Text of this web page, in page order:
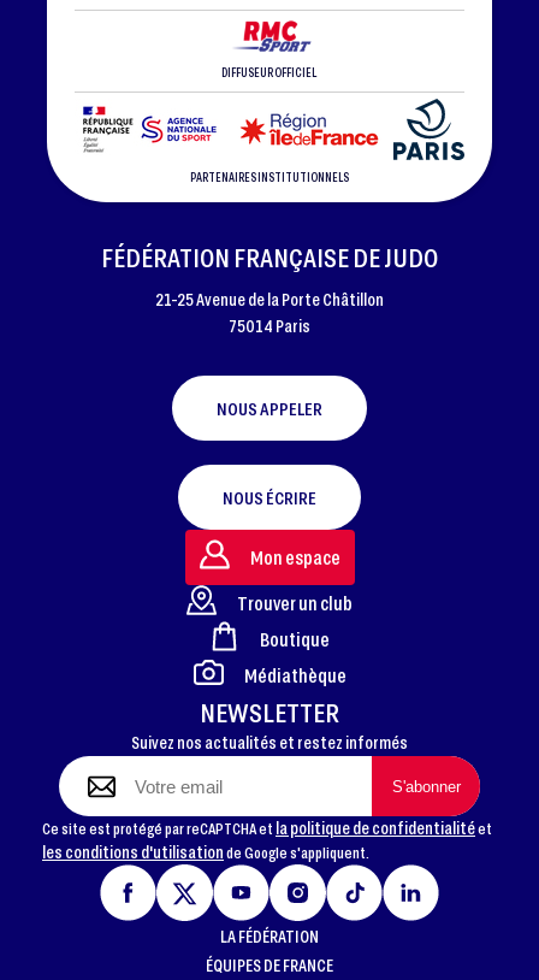
DIFFUSEUR OFFICIEL
PARTENAIRES INSTITUTIONNELS
FOOTER
FÉDÉRATION FRANÇAISE DE JUDO
21-25 Avenue de la Porte Châtillon
75014 Paris
NOUS APPELER
NOUS ÉCRIRE
NEWSLETTER
Suivez nos actualités et restez informés
Ce site est protégé par reCAPTCHA et la politique de confidentialitéet
les conditions d'utilisationde Google s'appliquent.
Mon espace
Trouver un club
Boutique
Médiathèque
LA FÉDÉRATION
ÉQUIPES DE FRANCE